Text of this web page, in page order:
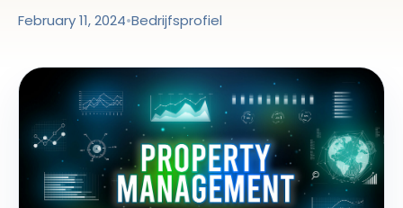
February 11, 2024•Bedrijfsprofiel